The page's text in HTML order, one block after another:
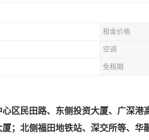
租金价格
空调
免租期
区民田路、东侧投资大厦、广深港
；北侧福田地铁站、深交所等、 华